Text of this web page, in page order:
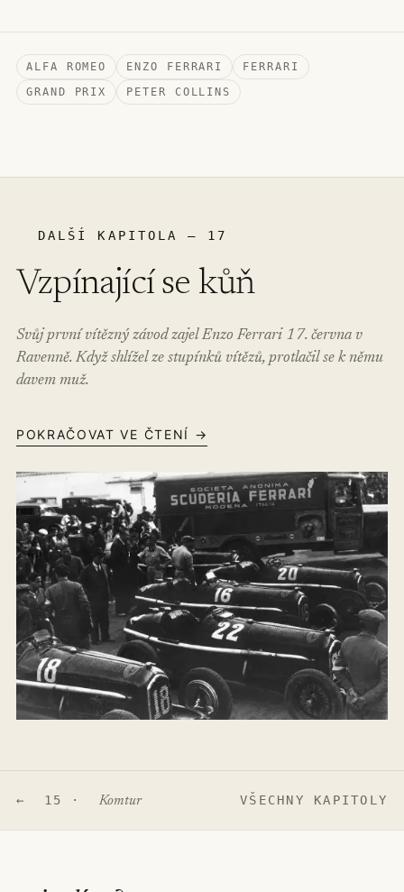
ALFA ROMEO ENZO FERRARI
FERRARI
GRAND PRIX
PETER COLLINS
DALŠÍ KAPITOLA – 17
Vzpínající se kůň
Svůj první vítězný závod zajel Enzo Ferrari 17. června v
Ravenně. Když shlížel ze stupínků vítězů, protlačil se k němu
davem muž.
POKRAČOVAT VE ČTENÍ →
← 15 · Komtur VŠECHNY KAPITOLY